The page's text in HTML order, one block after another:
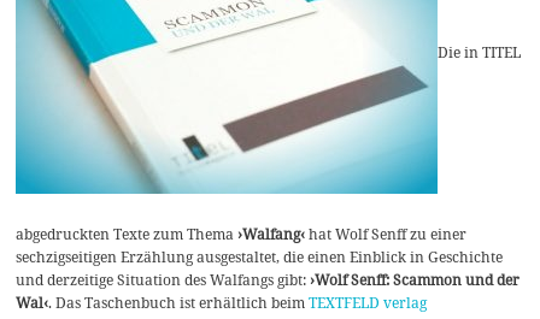
Die in TITEL
abgedruckten Texte zum Thema›Walfang‹hat Wolf Senff zu einer
sechzigseitigen Erzählung ausgestaltet, die einen Einblick in Geschichte
und derzeitige Situation des Walfangs gibt:›Wolf Senff: Scammon und der
Wal‹. Das Taschenbuch ist erhältlich beimTEXTFELD verlag